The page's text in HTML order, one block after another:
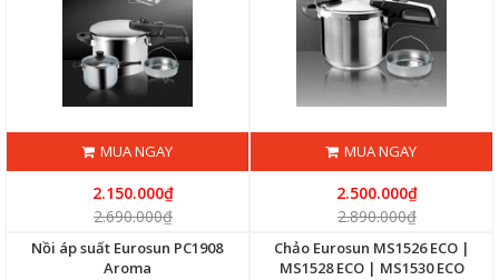
MUA NGAY
2.150.000₫
2.690.000₫
MUA NGAY
2.500.000₫
2.890.000₫
Nồi áp suất Eurosun PC1908
Aroma
Chảo Eurosun MS1526 ECO |
MS1528 ECO | MS1530 ECO